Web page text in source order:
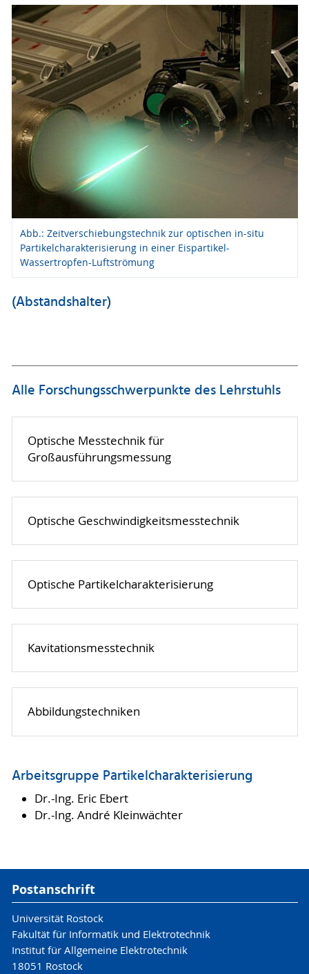
Abb.: Zeitverschiebungstechnik zur optischen in-situ
Partikelcharakterisierung in einer Eispartikel-
Wassertropfen-Luftströmung
(Abstandshalter)
Alle Forschungsschwerpunkte des Lehrstuhls
Optische Messtechnik für
Großausführungsmessung
Optische Geschwindigkeitsmesstechnik
Optische Partikelcharakterisierung
Kavitationsmesstechnik
Abbildungstechniken
Arbeitsgruppe Partikelcharakterisierung
Dr.-Ing. Eric Ebert
Dr.-Ing. André Kleinwächter
Postanschrift
Universität Rostock
Fakultät für Informatik und Elektrotechnik
Institut für Allgemeine Elektrotechnik
18051 Rostock